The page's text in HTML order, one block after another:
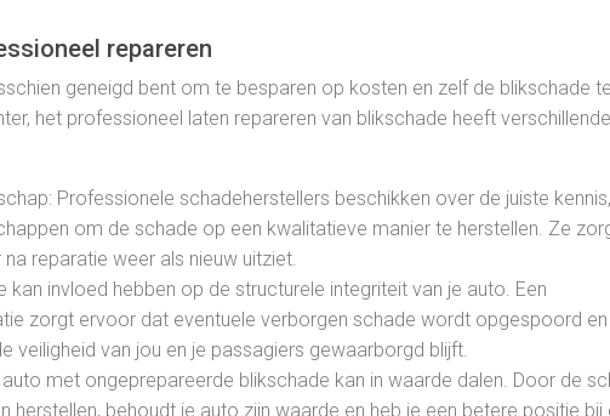
repareren
geneigd bent om te besparen op kosten en zelf de blikschade
het professioneel laten repareren van blikschade heeft verschillende
Professionele schadeherstellers beschikken over de juiste kennis,
om de schade op een kwalitatieve manier te herstellen. Ze
reparatie weer als nieuw uitziet.
kan invloed hebben op de structurele integriteit van je auto. Een
zorgt ervoor dat eventuele verborgen schade wordt opgespoord en
veiligheid van jou en je passagiers gewaarborgd blijft.
met ongeprepareerde blikschade kan in waarde dalen. Door de
herstellen, behoudt je auto zijn waarde en heb je een betere positie bij